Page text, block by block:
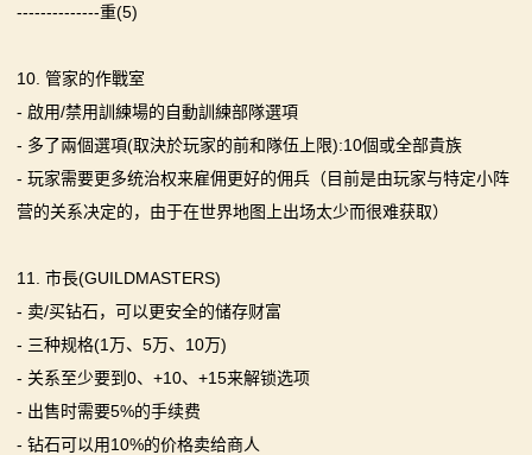
--------------重(5)
10. 管家的作戰室
- 啟用/禁用訓練場的自動訓練部隊選項
- 多了兩個選項(取決於玩家的前和隊伍上限):10個或全部貴族
- 玩家需要更多统治权来雇佣更好的佣兵（目前是由玩家与特定小阵
营的关系决定的，由于在世界地图上出场太少而很难获取）
11. 市長(GUILDMASTERS)
- 卖/买钻石，可以更安全的储存财富
- 三种规格(1万、5万、10万)
- 关系至少要到0、+10、+15来解锁选项
- 出售时需要5%的手续费
- 钻石可以用10%的价格卖给商人